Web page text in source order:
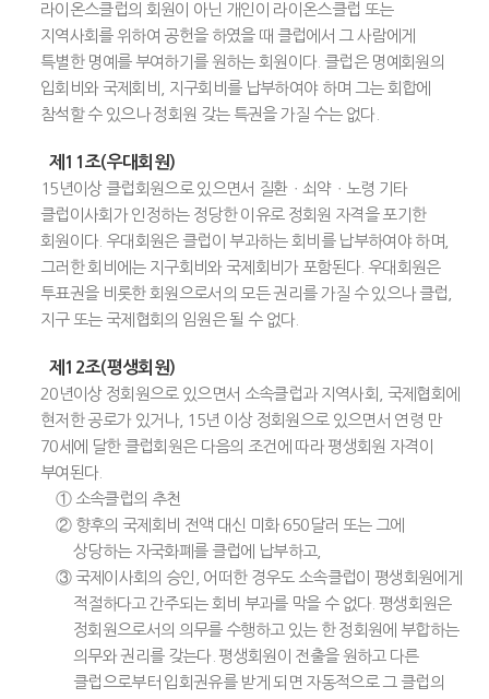
라이온스클럽의 회원이 아닌 개인이 라이온스클럽 또는
지역사회를 위하여 공헌을 하였을 때 클럽에서 그 사람에게
특별한 명예를 부여하기를 원하는 회원이다. 클럽은 명예회원의
입회비와 국제회비, 지구회비를 납부하여야 하며 그는 회합에
참석할 수 있으나 정회원 갖는 특권을 가질 수는 없다.
제11조(우대회원)
15년이상 클럽회원으로 있으면서 질환ㆍ쇠약ㆍ노령 기타
클럽이사회가 인정하는 정당한 이유로 정회원 자격을 포기한
회원이다. 우대회원은 클럽이 부과하는 회비를 납부하여야 하며,
그러한 회비에는 지구회비와 국제회비가 포함된다. 우대회원은
투표권을 비롯한 회원으로서의 모든 권리를 가질 수 있으나 클럽,
지구 또는 국제협회의 임원은 될 수 없다.
제12조(평생회원)
20년이상 정회원으로 있으면서 소속클럽과 지역사회, 국제협회에
현저한 공로가 있거나, 15년 이상 정회원으로 있으면서 연령 만
70세에 달한 클럽회원은 다음의 조건에 따라 평생회원 자격이
부여된다.
① 소속클럽의 추천
② 향후의 국제회비 전액 대신 미화 650달러 또는 그에
상당하는 자국화폐를 클럽에 납부하고,
③ 국제이사회의 승인, 어떠한 경우도 소속클럽이 평생회원에게
적절하다고 간주되는 회비 부과를 막을 수 없다. 평생회원은
정회원으로서의 의무를 수행하고 있는 한 정회원에 부합하는
의무와 권리를 갖는다. 평생회원이 전출을 원하고 다른
클럽으로부터 입회권유를 받게 되면 자동적으로 그 클럽의